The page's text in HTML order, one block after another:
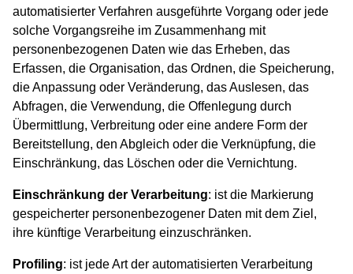
automatisierter Verfahren ausgeführte Vorgang oder jede
solche Vorgangsreihe im Zusammenhang mit
personenbezogenen Daten wie das Erheben, das
Erfassen, die Organisation, das Ordnen, die Speicherung,
die Anpassung oder Veränderung, das Auslesen, das
Abfragen, die Verwendung, die Offenlegung durch
Übermittlung, Verbreitung oder eine andere Form der
Bereitstellung, den Abgleich oder die Verknüpfung, die
Einschränkung, das Löschen oder die Vernichtung.
Einschränkung der Verarbeitung: ist die Markierung
gespeicherter personenbezogener Daten mit dem Ziel,
ihre künftige Verarbeitung einzuschränken.
Profiling: ist jede Art der automatisierten Verarbeitung